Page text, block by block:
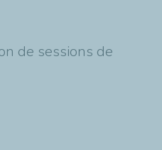
de sessions de